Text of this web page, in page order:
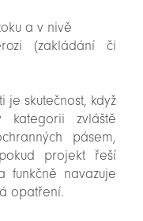
a v nivě
(zakládání či
skutečnost, když
zvláště
pásem,
projekt řeší
funkčně navazuje
opatření.